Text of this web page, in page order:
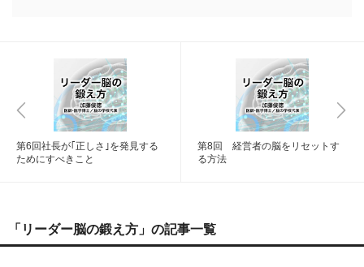
第6回社長が｢正しさ｣を発見する
ためにすべきこと
第8回 経営者の脳をリセットす
る方法
「リーダー脳の鍛え方」の記事一覧